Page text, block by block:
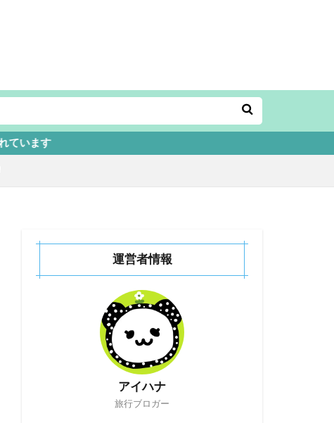
運営者情報
アイハナ
旅行ブロガー